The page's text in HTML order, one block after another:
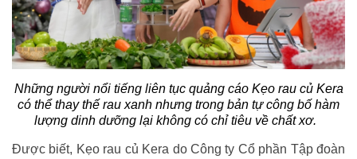
Những người nổi tiếng liên tục quảng cáo Kẹo rau củ Kera
có thể thay thế rau xanh nhưng trong bản tự công bố hàm
lượng dinh dưỡng lại không có chỉ tiêu về chất xơ.
Được biết, Kẹo rau củ Kera do Công ty Cổ phần Tập đoàn